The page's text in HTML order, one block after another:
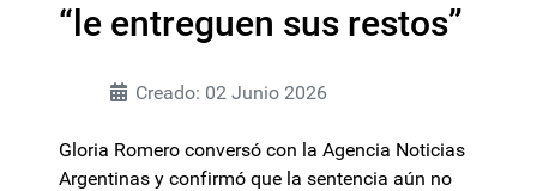
“le entreguen sus restos”
Creado: 02 Junio 2026
Gloria Romero conversó con la Agencia Noticias
Argentinas y confirmó que la sentencia aún no